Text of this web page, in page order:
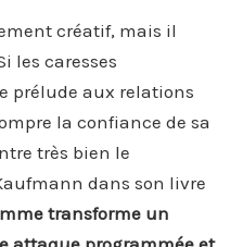
créatif, mais il
les caresses
prélude aux relations
la confiance de sa
très bien le
dans son livre
transforme un